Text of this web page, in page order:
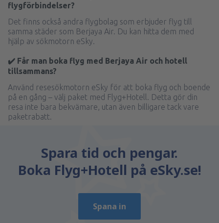
flygförbindelser?
Det finns också andra flygbolag som erbjuder flyg till
samma städer som Berjaya Air. Du kan hitta dem med
hjälp av sökmotorn eSky.
✔️ Får man boka flyg med Berjaya Air och hotell
tillsammans?
Använd resesökmotorn eSky för att boka flyg och boende
på en gång – välj paket med Flyg+Hotell. Detta gör din
resa inte bara bekvämare, utan även billigare tack vare
paketrabatt.
Spara tid och pengar.
Boka Flyg+Hotell på eSky.se!
Spana in